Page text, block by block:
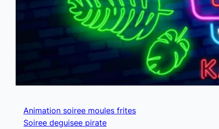
Animation soiree moules frites
Soiree deguisee pirate